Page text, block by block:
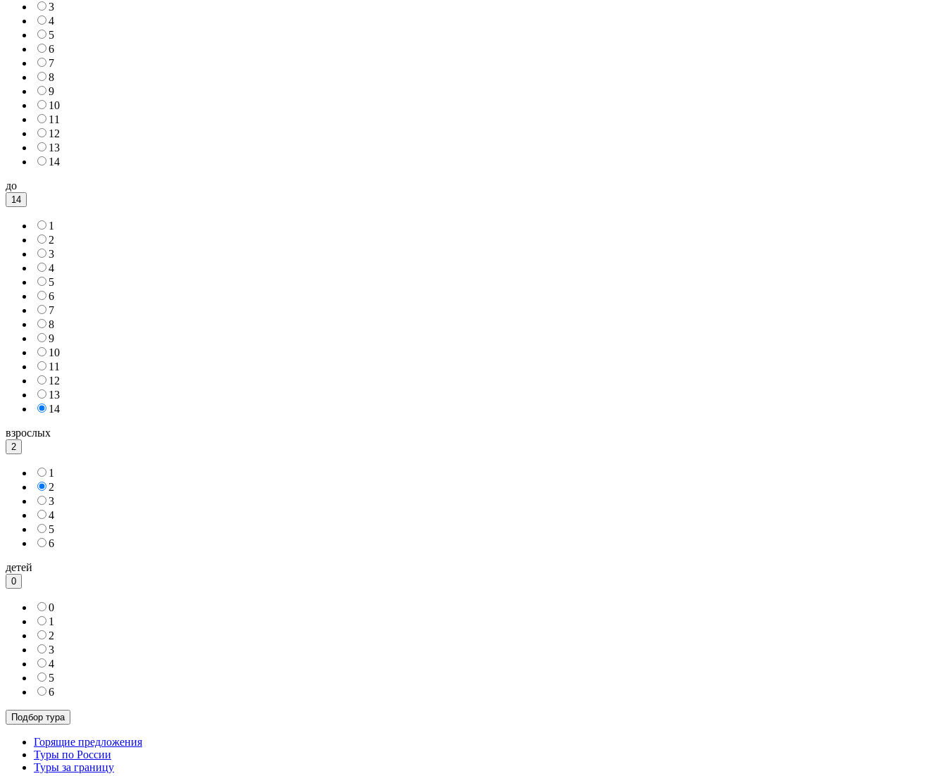
3
4
5
6
7
8
9
10
11
12
13
14
до
14
1
2
3
4
5
6
7
8
9
10
11
12
13
14
взрослых
2
1
2
3
4
5
6
детей
0
0
1
2
3
4
5
6
Горящие предложения
Туры по России
Туры за границу